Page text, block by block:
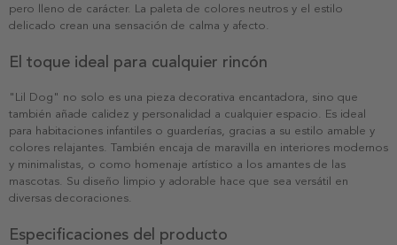
pero lleno de carácter. La paleta de colores neutros y el estilo
delicado crean una sensación de calma y afecto.
El toque ideal para cualquier rincón
"Lil Dog" no solo es una pieza decorativa encantadora, sino que
también añade calidez y personalidad a cualquier espacio. Es ideal
para habitaciones infantiles o guarderías, gracias a su estilo amable y
colores relajantes. También encaja de maravilla en interiores modernos
y minimalistas, o como homenaje artístico a los amantes de las
mascotas. Su diseño limpio y adorable hace que sea versátil en
diversas decoraciones.
Especificaciones del producto